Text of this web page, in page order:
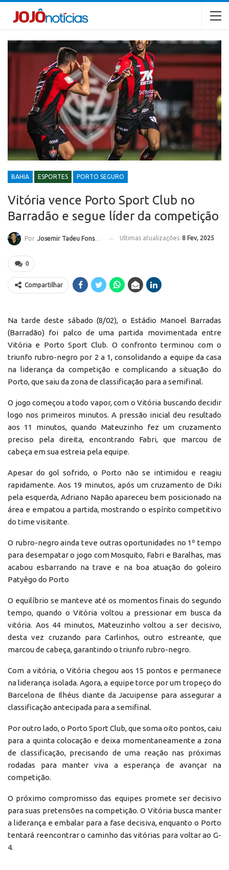
BAHIA ESPORTES PORTO SEGURO
Vitória vence Porto Sport Club no
Barradão e segue líder da competição
Por Josemir Tadeu Fonseca Ultimas atualizações 8 Fev, 2025
0
Compartilhar
Na tarde deste sábado (8/02), o Estádio Manoel Barradas
(Barradão) foi palco de uma partida movimentada entre
Vitória e Porto Sport Club. O confronto terminou com o
triunfo rubro-negro por 2 a 1, consolidando a equipe da casa
na liderança da competição e complicando a situação do
Porto, que saiu da zona de classificação para a semifinal.
O jogo começou a todo vapor, com o Vitória buscando decidir
logo nos primeiros minutos. A pressão inicial deu resultado
aos 11 minutos, quando Mateuzinho fez um cruzamento
preciso pela direita, encontrando Fabri, que marcou de
cabeça em sua estreia pela equipe.
Apesar do gol sofrido, o Porto não se intimidou e reagiu
rapidamente. Aos 19 minutos, após um cruzamento de Diki
pela esquerda, Adriano Napão apareceu bem posicionado na
área e empatou a partida, mostrando o espírito competitivo
do time visitante.
O rubro-negro ainda teve outras oportunidades no 1º tempo
para desempatar o jogo com Mosquito, Fabri e Baralhas, mas
acabou esbarrando na trave e na boa atuação do goleiro
Patyêgo do Porto
O equilíbrio se manteve até os momentos finais do segundo
tempo, quando o Vitória voltou a pressionar em busca da
vitória. Aos 44 minutos, Mateuzinho voltou a ser decisivo,
desta vez cruzando para Carlinhos, outro estreante, que
marcou de cabeça, garantindo o triunfo rubro-negro.
Com a vitória, o Vitória chegou aos 15 pontos e permanece
na liderança isolada. Agora, a equipe torce por um tropeço do
Barcelona de Ilhéus diante da Jacuipense para assegurar a
classificação antecipada para a semifinal.
Por outro lado, o Porto Sport Club, que soma oito pontos, caiu
para a quinta colocação e deixa momentaneamente a zona
de classificação, precisando de uma reação nas próximas
rodadas para manter viva a esperança de avançar na
competição.
O próximo compromisso das equipes promete ser decisivo
para suas pretensões na competição. O Vitória busca manter
a liderança e embalar para a fase decisiva, enquanto o Porto
tentará reencontrar o caminho das vitórias para voltar ao G-
4.